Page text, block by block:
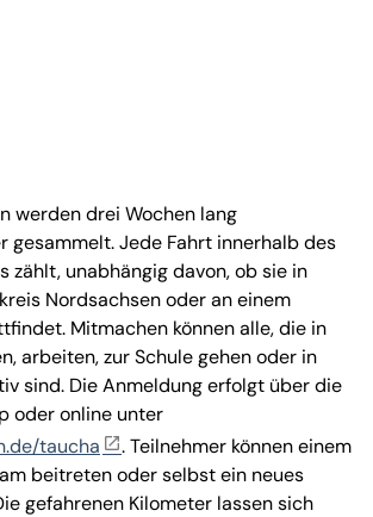
werden drei Wochen lang
gesammelt. Jede Fahrt innerhalb des
zählt, unabhängig davon, ob sie in
Nordsachsen oder an einem
Mitmachen können alle, die in
arbeiten, zur Schule gehen oder in
sind. Die Anmeldung erfolgt über die
oder online unter
taucha
. Teilnehmer können einem
beitreten oder selbst ein neues
gefahrenen Kilometer lassen sich